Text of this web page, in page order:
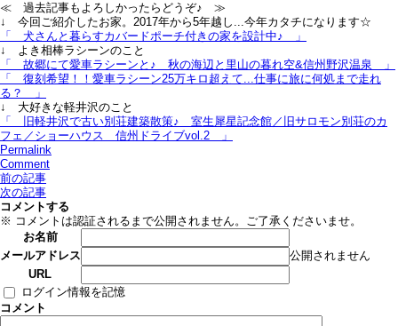
≪ 過去記事もよろしかったらどうぞ♪ ≫
↓ 今回ご紹介したお家。2017年から5年越し...今年カタチになります☆
「 犬さんと暮らすカバードポーチ付きの家を設計中♪ 」
↓ よき相棒ラシーンのこと
「 故郷にて愛車ラシーンと♪＿秋の海辺と里山の暮れ空&信州野沢温泉 」
「 復刻希望！！愛車ラシーン25万キロ超えて...仕事に旅に何処まで走れ
る？ 」
↓ 大好きな軽井沢のこと
「 旧軽井沢で古い別荘建築散策♪＿室生犀星記念館／旧サロモン別荘のカ
フェ／ショーハウス＿信州ドライブvol.2 」
Permalink
Comment
前の記事
次の記事
コメントする
※ コメントは認証されるまで公開されません。ご了承くださいませ。
お名前
メールアドレス
公開されません
URL
ログイン情報を記憶
コメント